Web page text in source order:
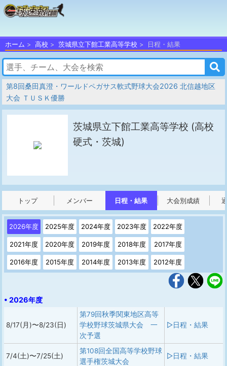
ホーム 高校 茨城県立下館工業高等学校 日程・結果
第8回桑田真澄・ワールドペガサス軟式野球大会2026 北信越地区
大会 ＴＵＳＫ優勝
茨城県立下館工業高等学校 (高校
硬式・茨城)
トップ メンバー 日程・結果 大会別成績
2026年度 2025年度 2024年度 2023年度 2022年度
2021年度 2020年度 2019年度 2018年度 2017年度
2016年度 2015年度 2014年度 2013年度 2012年度
• 2026年度
8/17(月)〜8/23(日)
第79回秋季関東地区高等
学校野球茨城県大会 一
次予選
▷日程・結果
7/4(土)〜7/25(土)
第108回全国高等学校野球
選手権茨城大会
▷日程・結果